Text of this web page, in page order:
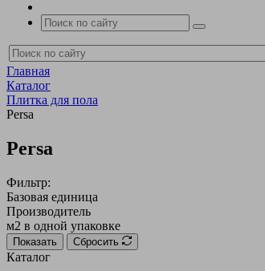
Главная
Каталог
Плитка для пола
Persa
Persa
Фильтр:
Базовая единица
Производитель
м2 в одной упаковке
Показать Сбросить
Каталог